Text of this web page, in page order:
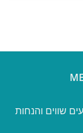
שווים והנחות